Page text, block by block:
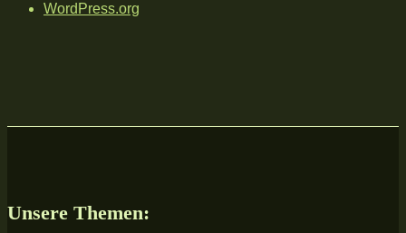
WordPress.org
Unsere Themen: